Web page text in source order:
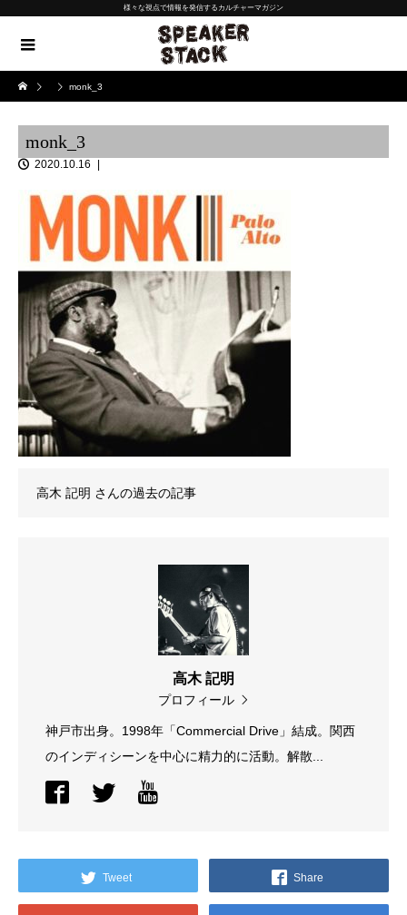
様々な視点で情報を発信するカルチャーマガジン
monk_3
monk_3
2020.10.16
高木 記明 さんの過去の記事
高木 記明
プロフィール
神戸市出身。1998年「Commercial Drive」結成。関西
のインディシーンを中心に精力的に活動。解散...
Tweet Share